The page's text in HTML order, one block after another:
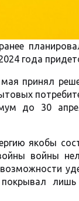
года
принял
до 30
якобы
войны
лишь